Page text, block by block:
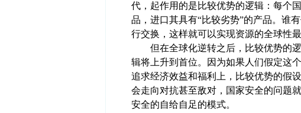
代，起作用的是比较优势的逻辑：每个
品，进口其具有“比较劣势”的产品。谁
行交换，这样就可以实现资源的全球性最
但在全球化逆转之后，比较优势的逻
辑将上升到首位。因为如果人们假定这
追求经济效益和福利上，比较优势的假
会走向对抗甚至敌对，国家安全的问题
安全的自给自足的模式。